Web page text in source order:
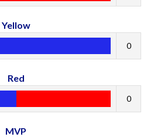
Yellow
0
Red
0
MVP